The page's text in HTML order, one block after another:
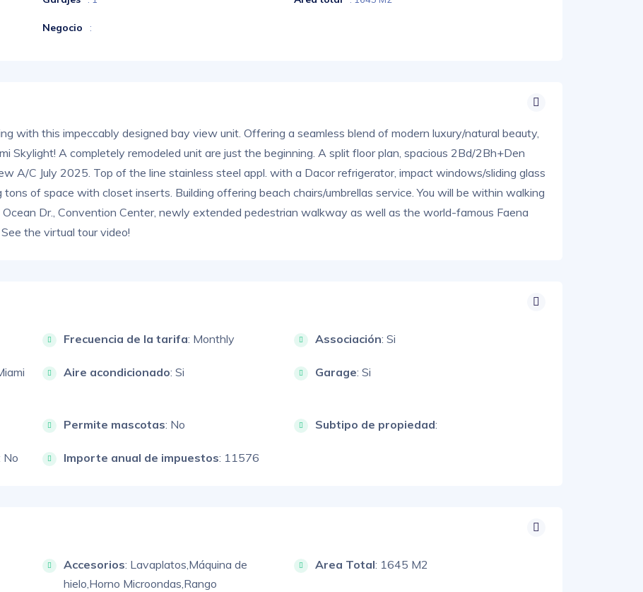
Negocio :
with this impeccably designed bay view unit. Offering a seamless blend of modern luxury/natural beauty,
Skylight! A completely remodeled unit are just the beginning. A split floor plan, spacious 2Bd/2Bh+Den
A/C July 2025. Top of the line stainless steel appl. with a Dacor refrigerator, impact windows/sliding glass
of space with closet inserts. Building offering beach chairs/umbrellas service. You will be within walking
Dr., Convention Center, newly extended pedestrian walkway as well as the world-famous Faena
the virtual tour video!
Frecuencia de la tarifa: Monthly Associación: Si
Aire acondicionado: Si Garage: Si
Permite mascotas: No Subtipo de propiedad:
No Importe anual de impuestos: 11576
Accesorios: Lavaplatos, Máquina de
hielo, Horno Microondas, Rango
Area Total: 1645 M2